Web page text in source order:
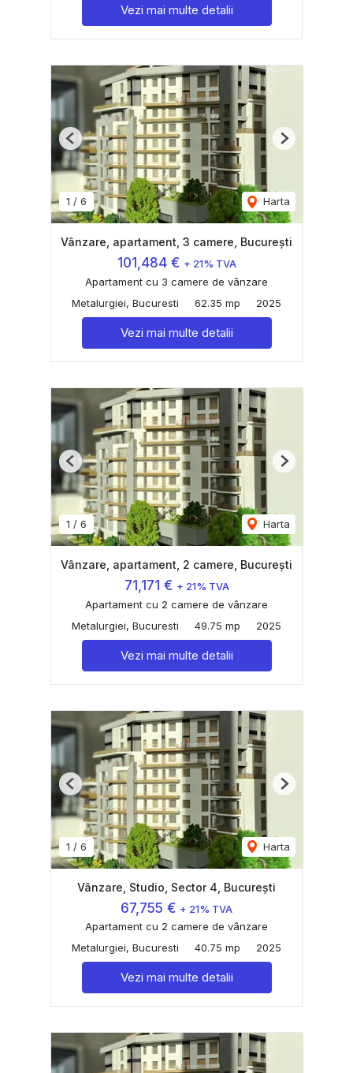
Vezi mai multe detalii
1 / 6 Harta
Previous Next
Vânzare, apartament, 3 camere, București
101,484 € + 21% TVA
Apartament cu 3 camere de vânzare
Metalurgiei, Bucuresti
62.35 mp 2025
Vezi mai multe detalii
1 / 6 Harta
Previous Next
Vânzare, apartament, 2 camere, București
71,171 € + 21% TVA
Apartament cu 2 camere de vânzare
Metalurgiei, Bucuresti
49.75 mp 2025
Vezi mai multe detalii
1 / 6 Harta
Previous Next
Vânzare, Studio, Sector 4, București
67,755 € + 21% TVA
Apartament cu 2 camere de vânzare
Metalurgiei, Bucuresti
40.75 mp 2025
Vezi mai multe detalii